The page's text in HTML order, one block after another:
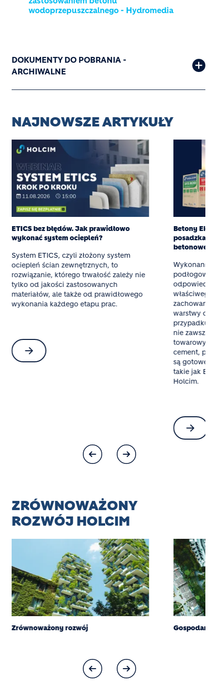
wodoprzepuszczalnego - Hydromedia
DOKUMENTY DO POBRANIA -
ARCHIWALNE
NAJNOWSZE ARTYKUŁY
ETICS bez błędów. Jak prawidłowo
wykonać system ociepleń?
System ETICS, czyli złożony system
ociepleń ścian zewnętrznych, to
rozwiązanie, którego trwałość zależy nie
tylko od jakości zastosowanych
materiałów, ale także od prawidłowego
wykonania każdego etapu prac.
Betony
posadzka z
betonowej
Wykonanie
właściwego
zachowania
warstwy
przypadku
nie zawsze
towarowy
cement,
są gotowe
takie jak
Holcim.
ZRÓWNOWAŻONY
ROZWÓJ HOLCIM
Zrównoważony rozwój Gospodarka